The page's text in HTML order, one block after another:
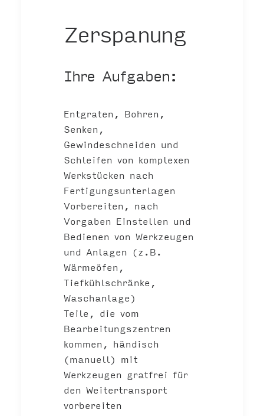
Zerspanung
Ihre Aufgaben:
Entgraten, Bohren,
Senken,
Gewindeschneiden und
Schleifen von komplexen
Werkstücken nach
Fertigungsunterlagen
Vorbereiten, nach
Vorgaben Einstellen und
Bedienen von Werkzeugen
und Anlagen (z.B.
Wärmeöfen,
Tiefkühlschränke,
Waschanlage)
Teile, die vom
Bearbeitungszentren
kommen, händisch
(manuell) mit
Werkzeugen gratfrei für
den Weitertransport
vorbereiten